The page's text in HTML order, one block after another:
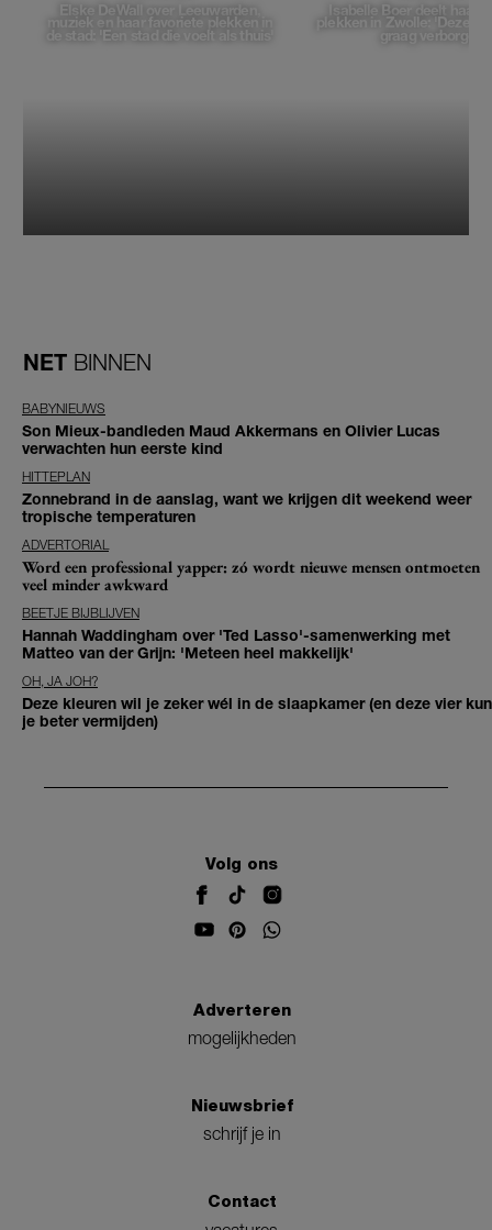
Elske DeWall over Leeuwarden,
muziek en haar favoriete plekken in
de stad: 'Een stad die voelt als thuis'
Isabelle Boer deelt haar
plekken in Zwolle: 'Deze
graag verborgen'
NET BINNEN
BABYNIEUWS
Son Mieux-bandleden Maud Akkermans en Olivier Lucas
verwachten hun eerste kind
HITTEPLAN
Zonnebrand in de aanslag, want we krijgen dit weekend weer
tropische temperaturen
ADVERTORIAL
Word een professional yapper: zó wordt nieuwe mensen ontmoeten
veel minder awkward
BEETJE BIJBLIJVEN
Hannah Waddingham over 'Ted Lasso'-samenwerking met
Matteo van der Grijn: 'Meteen heel makkelijk'
OH, JA JOH?
Deze kleuren wil je zeker wél in de slaapkamer (en deze vier kun
je beter vermijden)
Volg ons
Adverteren
mogelijkheden
Nieuwsbrief
schrijf je in
Contact